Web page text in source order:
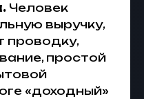
Человек
выручку,
проводку,
простой
«доходный»